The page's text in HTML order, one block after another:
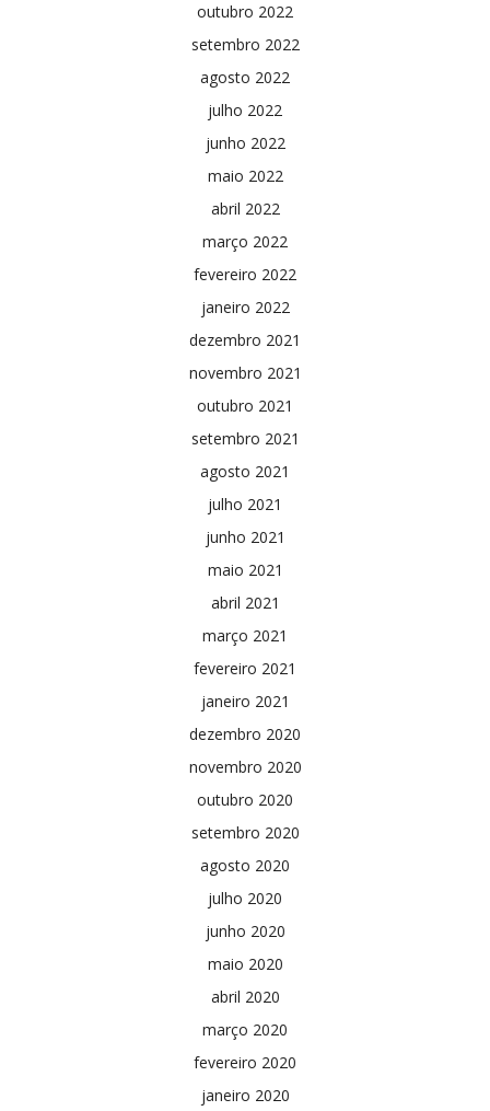
outubro 2022
setembro 2022
agosto 2022
julho 2022
junho 2022
maio 2022
abril 2022
março 2022
fevereiro 2022
janeiro 2022
dezembro 2021
novembro 2021
outubro 2021
setembro 2021
agosto 2021
julho 2021
junho 2021
maio 2021
abril 2021
março 2021
fevereiro 2021
janeiro 2021
dezembro 2020
novembro 2020
outubro 2020
setembro 2020
agosto 2020
julho 2020
junho 2020
maio 2020
abril 2020
março 2020
fevereiro 2020
janeiro 2020